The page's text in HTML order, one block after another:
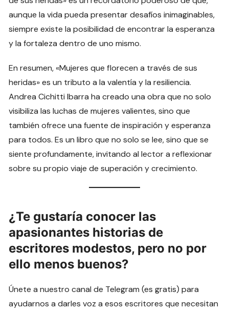
aunque la vida pueda presentar desafíos inimaginables,
siempre existe la posibilidad de encontrar la esperanza
y la fortaleza dentro de uno mismo.
En resumen, «Mujeres que florecen a través de sus
heridas» es un tributo a la valentía y la resiliencia.
Andrea Cichitti Ibarra ha creado una obra que no solo
visibiliza las luchas de mujeres valientes, sino que
también ofrece una fuente de inspiración y esperanza
para todos. Es un libro que no solo se lee, sino que se
siente profundamente, invitando al lector a reflexionar
sobre su propio viaje de superación y crecimiento.
¿Te gustaría conocer las
apasionantes historias de
escritores modestos, pero no por
ello menos buenos?
Únete a nuestro canal de Telegram (es gratis) para
ayudarnos a darles voz a esos escritores que necesitan